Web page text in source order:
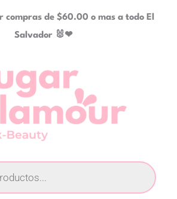
compras de $60.00 o mas a todo El
Salvador 🐰❤